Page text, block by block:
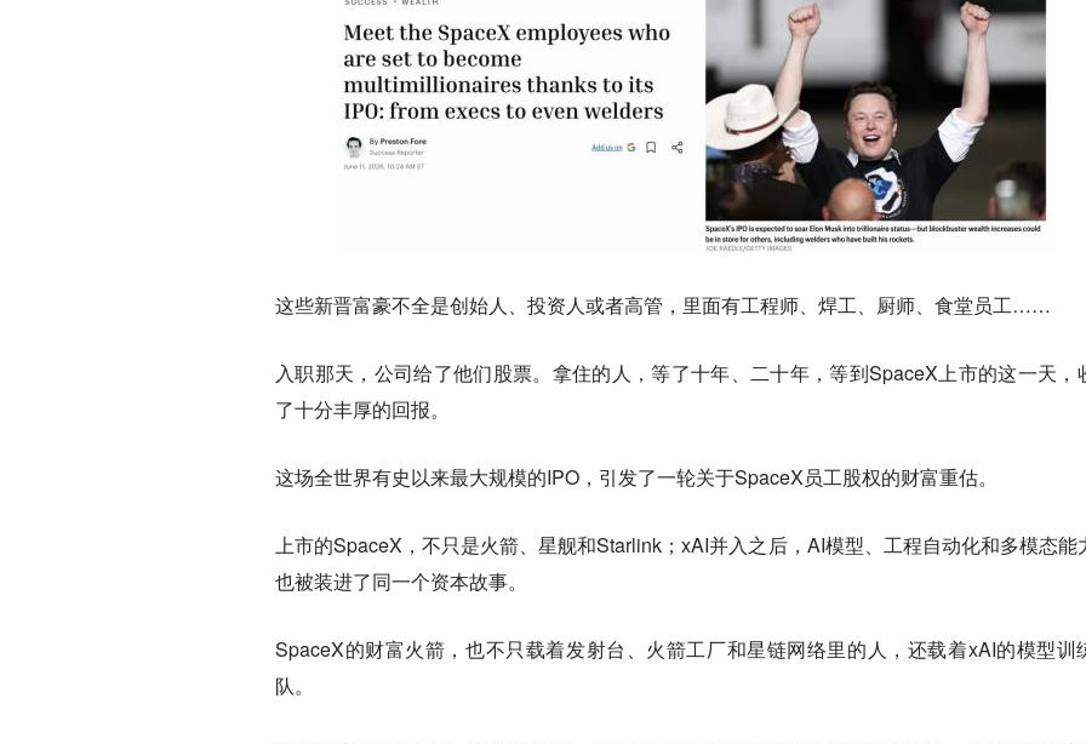
这些新晋富豪不全是创始人、投资人或者高管，里面有工程师、焊工、厨师、食堂员工……
入职那天，公司给了他们股票。拿住的人，等了十年、二十年，等到SpaceX上市的这一天，
了十分丰厚的回报。
这场全世界有史以来最大规模的IPO，引发了一轮关于SpaceX员工股权的财富重估。
上市的SpaceX，不只是火箭、星舰和Starlink；xAI并入之后，AI模型、工程自动化和多模态能
也被装进了同一个资本故事。
SpaceX的财富火箭，也不只载着发射台、火箭工厂和星链网络里的人，还载着xAI的模型训
队。